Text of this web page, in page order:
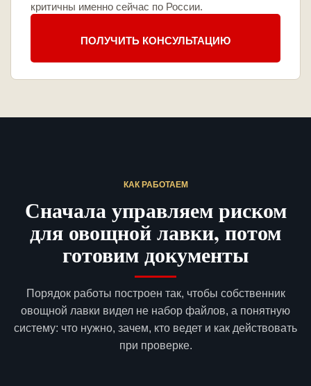
критичны именно сейчас по России.
ПОЛУЧИТЬ КОНСУЛЬТАЦИЮ
КАК РАБОТАЕМ
Сначала управляем риском
для овощной лавки, потом
готовим документы
Порядок работы построен так, чтобы собственник
овощной лавки видел не набор файлов, а понятную
систему: что нужно, зачем, кто ведет и как действовать
при проверке.